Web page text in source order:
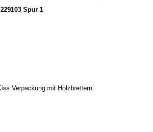
Spur 1
Verpackung mit Holzbrettern.